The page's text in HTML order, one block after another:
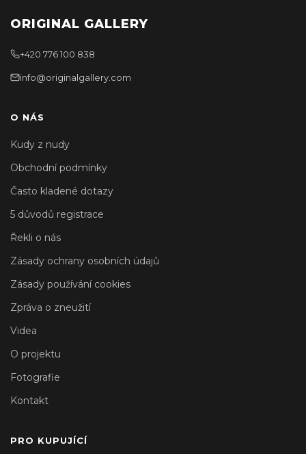
ORIGINAL GALLERY
+420 776 100 838
info@originalgallery.com
O NÁS
Kudy z nudy
Obchodní podmínky
Často kladené dotazy
5 důvodů registrace
Řekli o nás
Zásady ochrany osobních údajů
Zásady používání cookies
Zpráva o zneužití
Videa
O projektu
Fotografie
Kontakt
PRO KUPUJÍCÍ